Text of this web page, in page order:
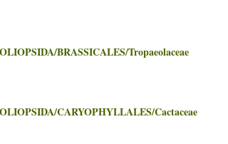
BRASSICALES/Tropaeolaceae
CARYOPHYLLALES/Cactaceae